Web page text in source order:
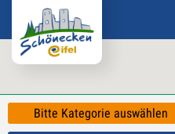
Bitte Kategorie auswählen